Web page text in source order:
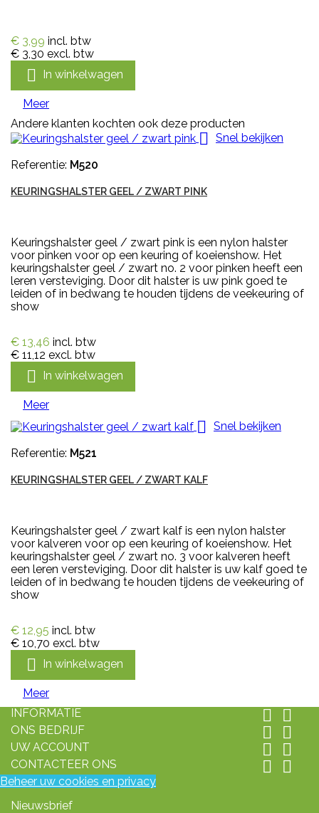
€ 3,99 incl. btw
€ 3,30 excl. btw
 In winkelwagen
Meer
Andere klanten kochten ook deze producten
 Snel bekijken
Referentie: M520
KEURINGSHALSTER GEEL / ZWART PINK
Keuringshalster geel / zwart pink is een nylon halster
voor pinken voor op een keuring of koeienshow. Het
keuringshalster geel / zwart no. 2 voor pinken heeft een
leren versteviging. Door dit halster is uw pink goed te
leiden of in bedwang te houden tijdens de veekeuring of
show
€ 13,46 incl. btw
€ 11,12 excl. btw
 In winkelwagen
Meer
 Snel bekijken
Referentie: M521
KEURINGSHALSTER GEEL / ZWART KALF
Keuringshalster geel / zwart kalf is een nylon halster
voor kalveren voor op een keuring of koeienshow. Het
keuringshalster geel / zwart no. 3 voor kalveren heeft
een leren versteviging. Door dit halster is uw kalf goed te
leiden of in bedwang te houden tijdens de veekeuring of
show
€ 12,95 incl. btw
€ 10,70 excl. btw
 In winkelwagen
Meer
INFORMATIE
 
ONS BEDRIJF  
UW ACCOUNT  
CONTACTEER ONS  
Beheer uw cookies en privacy
Nieuwsbrief